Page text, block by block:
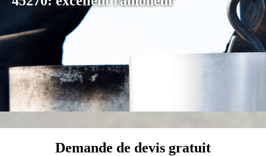
Demande de devis gratuit